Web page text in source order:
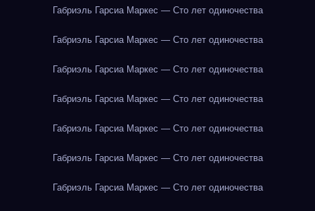
Габриэль Гарсиа Маркес — Сто лет одиночества
Габриэль Гарсиа Маркес — Сто лет одиночества
Габриэль Гарсиа Маркес — Сто лет одиночества
Габриэль Гарсиа Маркес — Сто лет одиночества
Габриэль Гарсиа Маркес — Сто лет одиночества
Габриэль Гарсиа Маркес — Сто лет одиночества
Габриэль Гарсиа Маркес — Сто лет одиночества